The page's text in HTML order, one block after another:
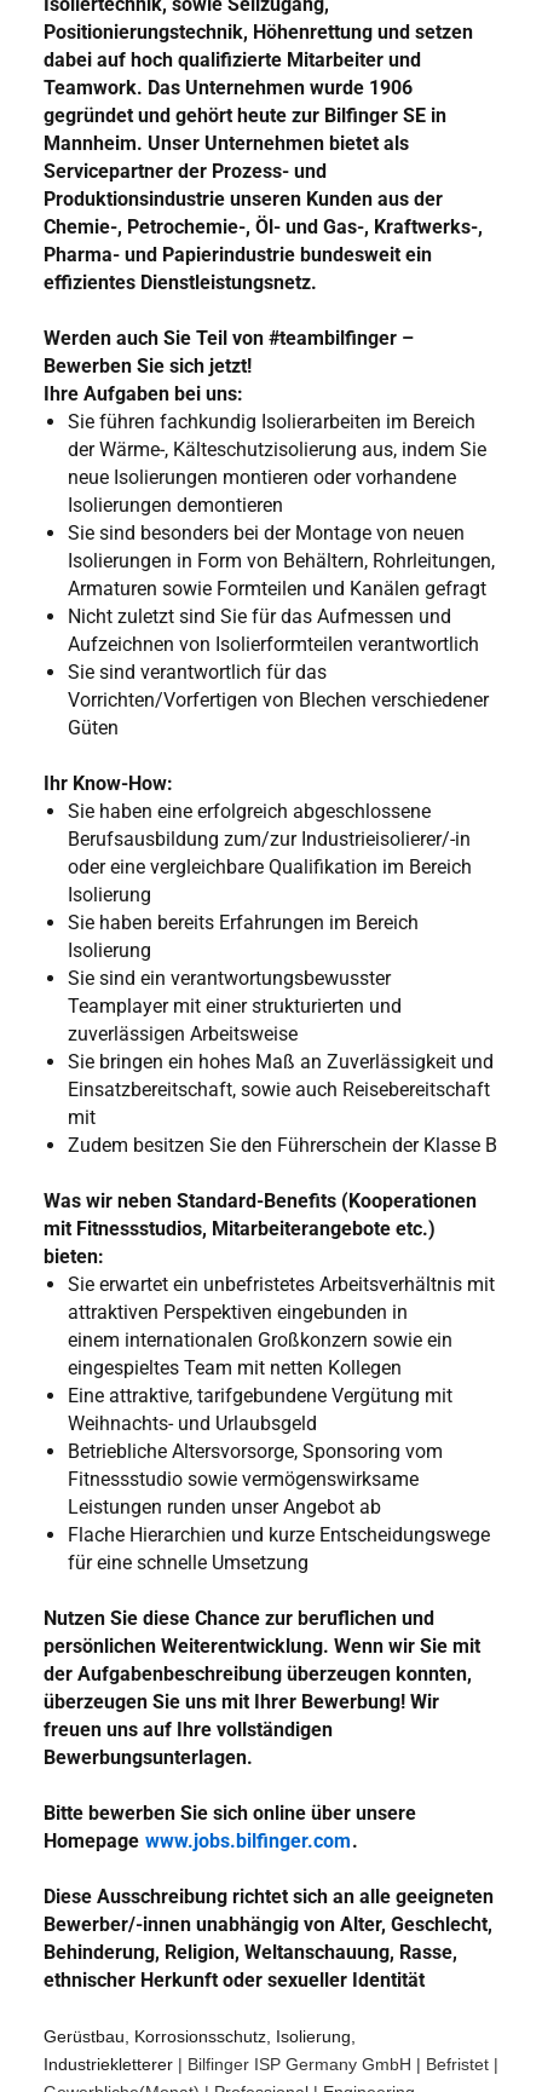
Positionierungstechnik, Höhenrettung und setzen
dabei auf hoch qualifizierte Mitarbeiter und
Teamwork. Das Unternehmen wurde 1906
gegründet und gehört heute zur Bilfinger SE in
Mannheim. Unser Unternehmen bietet als
Servicepartner der Prozess- und
Produktionsindustrie unseren Kunden aus der
Chemie-, Petrochemie-, Öl- und Gas-, Kraftwerks-,
Pharma- und Papierindustrie bundesweit ein
effizientes Dienstleistungsnetz.
Werden auch Sie Teil von #teambilfinger –
Bewerben Sie sich jetzt!
Ihre Aufgaben bei uns:
Sie führen fachkundig Isolierarbeiten im Bereich
der Wärme-, Kälteschutzisolierung aus, indem Sie
neue Isolierungen montieren oder vorhandene
Isolierungen demontieren
Sie sind besonders bei der Montage von neuen
Isolierungen in Form von Behältern, Rohrleitungen,
Armaturen sowie Formteilen und Kanälen gefragt
Nicht zuletzt sind Sie für das Aufmessen und
Aufzeichnen von Isolierformteilen verantwortlich
Sie sind verantwortlich für das
Vorrichten/Vorfertigen von Blechen verschiedener
Güten
Ihr Know-How:
Sie haben eine erfolgreich abgeschlossene
Berufsausbildung zum/zur Industrieisolierer/-in
oder eine vergleichbare Qualifikation im Bereich
Isolierung
Sie haben bereits Erfahrungen im Bereich
Isolierung
Sie sind ein verantwortungsbewusster
Teamplayer mit einer strukturierten und
zuverlässigen Arbeitsweise
Sie bringen ein hohes Maß an Zuverlässigkeit und
Einsatzbereitschaft, sowie auch Reisebereitschaft
mit
Zudem besitzen Sie den Führerschein der Klasse B
Was wir neben Standard-Benefits (Kooperationen
mit Fitnessstudios, Mitarbeiterangebote etc.)
bieten:
Sie erwartet ein unbefristetes Arbeitsverhältnis mit
attraktiven Perspektiven eingebunden in
einem internationalen Großkonzern sowie ein
eingespieltes Team mit netten Kollegen
Eine attraktive, tarifgebundene Vergütung mit
Weihnachts- und Urlaubsgeld
Betriebliche Altersvorsorge, Sponsoring vom
Fitnessstudio sowie vermögenswirksame
Leistungen runden unser Angebot ab
Flache Hierarchien und kurze Entscheidungswege
für eine schnelle Umsetzung
Nutzen Sie diese Chance zur beruflichen und
persönlichen Weiterentwicklung. Wenn wir Sie mit
der Aufgabenbeschreibung überzeugen konnten,
überzeugen Sie uns mit Ihrer Bewerbung! Wir
freuen uns auf Ihre vollständigen
Bewerbungsunterlagen.
Bitte bewerben Sie sich online über unsere
Homepage www.jobs.bilfinger.com.
Diese Ausschreibung richtet sich an alle geeigneten
Bewerber/-innen unabhängig von Alter, Geschlecht,
Behinderung, Religion, Weltanschauung, Rasse,
ethnischer Herkunft oder sexueller Identität
Gerüstbau, Korrosionsschutz, Isolierung,
Industriekletterer | Bilfinger ISP Germany GmbH | Befristet |